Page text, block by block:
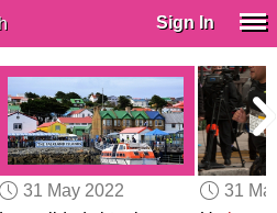
Sign In
31 May 2022
31